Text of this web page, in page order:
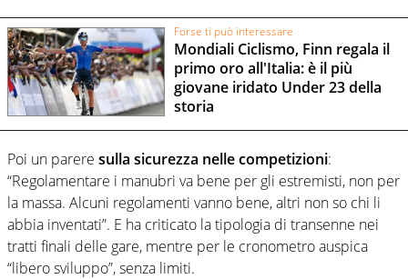
Forse ti può interessare
Mondiali Ciclismo, Finn regala il
primo oro all'Italia: è il più
giovane iridato Under 23 della
storia
Poi un parere sulla sicurezza nelle competizioni:
“Regolamentare i manubri va bene per gli estremisti, non per
la massa. Alcuni regolamenti vanno bene, altri non so chi li
abbia inventati”. E ha criticato la tipologia di transenne nei
tratti finali delle gare, mentre per le cronometro auspica
“libero sviluppo”, senza limiti.